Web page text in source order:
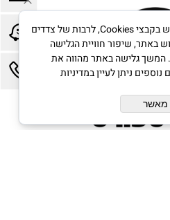
לידיעתך, באתרנו נעשה שימוש בקבצי Cookies, לרבות של צדדים
באתר, שיפור חוויית הגלישה
המשך גלישה באתר מהווה את
ניתן לעיין במדיניות
מאשר